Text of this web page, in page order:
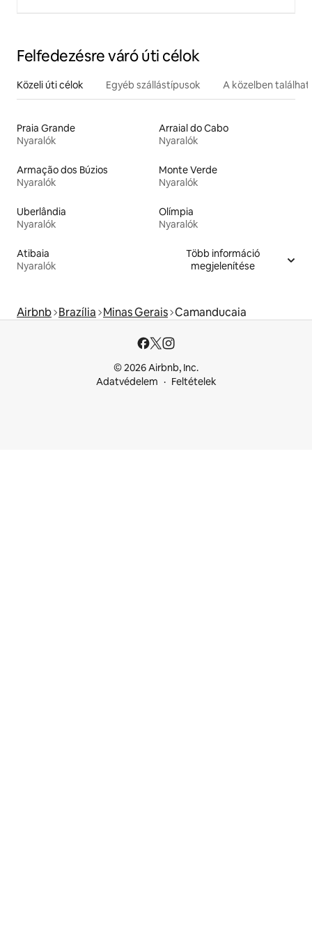
Felfedezésre váró úti célok
Közeli úti célok Egyéb szállástípusok A közelben
Praia Grande
Nyaralók
Arraial do Cabo
Nyaralók
Armação dos Búzios
Nyaralók
Monte Verde
Nyaralók
Uberlândia
Nyaralók
Olímpia
Nyaralók
Atibaia
Nyaralók
Több információ
megjelenítése
Airbnb Brazília Minas Gerais Camanducaia
© 2026 Airbnb, Inc.
Adatvédelem
Feltételek